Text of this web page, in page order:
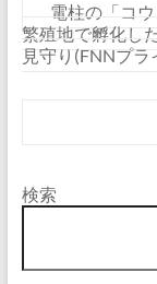
電柱の「コ
繁殖地で孵化し
見守り(FNNプ
検索